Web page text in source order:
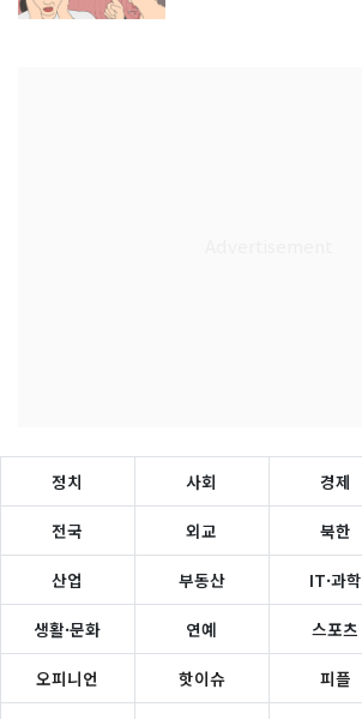
정치 사회 경제
전국 외교 북한
산업 부동산 IT·과학
생활·문화 연예 스포츠
오피니언 핫이슈 피플